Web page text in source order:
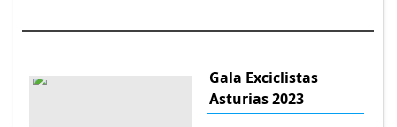
Gala Exciclistas
Asturias 2023